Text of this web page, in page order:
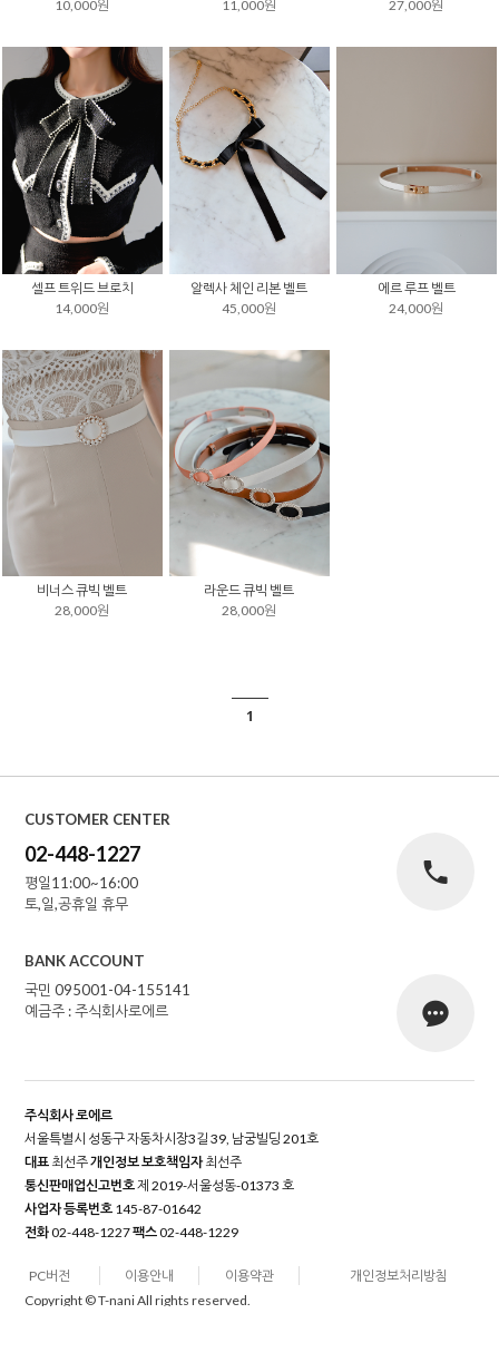
10,000원
11,000원
27,000원
셀프 트위드 브로치
14,000원
알렉사 체인 리본 벨트
45,000원
에르 루프 벨트
24,000원
비너스 큐빅 벨트
28,000원
라운드 큐빅 벨트
28,000원
1
CUSTOMER CENTER
02-448-1227
평일11:00~16:00
토,일,공휴일 휴무
BANK ACCOUNT
국민 095001-04-155141
예금주 : 주식회사로에르
주식회사 로에르
서울특별시 성동구 자동차시장3길 39, 남궁빌딩 201호
대표 최선주개인정보 보호책임자최선주
통신판매업신고번호제 2019-서울성동-01373 호
사업자 등록번호 145-87-01642
전화02-448-1227팩스02-448-1229
PC버전 이용안내 이용약관
개인정보처리방침
Copyright © T-nani All rights reserved.